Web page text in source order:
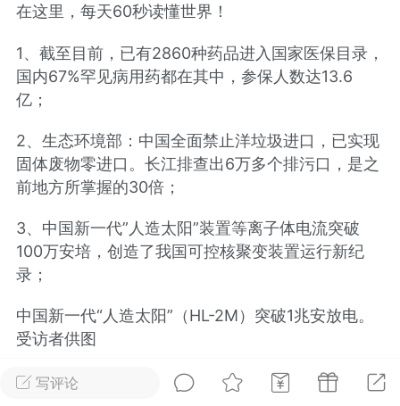
美业357 芯诗妍
每次200金币 点击购买
师
脂
卡卡动能素
皇斯普拉雅
建术
DRYY面膜 微晶溶斑术
爆款平台 Lv.8 靓号
加盟商
26 23:18
电脑端 美业资讯
闪充小白罐
本/双效闪充，养出紧致小白脸！一、项
充小白罐 = 闪充大白肌（仪器）× 草本
护...写评论
在这里，每天60秒读懂世界！
1、截至目前，已有2860种药品进入国家医保目录，
国内67%罕见病用药都在其中，参保人数达13.6
亿；
2、生态环境部：中国全面禁止洋垃圾进口，已实现
固体废物零进口。长江排查出6万多个排污口，是之
前地方所掌握的30倍；
3、中国新一代”人造太阳”装置等离子体电流突破
100万安培，创造了我国可控核聚变装置运行新纪
录；
中国新一代“人造太阳”（HL-2M）突破1兆安放电。
受访者供图
4、媒体：数据显示14省人均预期寿命超78.2岁，上